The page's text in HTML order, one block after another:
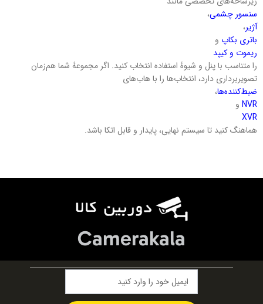
سنسور چشمی،
آژیر،
باتری بکاپ و
ریموت و کیپد
را متناسب با پنل و شیوهٔ استفاده انتخاب کنید. اگر مجموعهٔ شما هم‌زمان
تصویربرداری دارد، انتخاب‌ها را با هاب‌های
ضبط‌کننده‌ها،
NVR و
XVR
هماهنگ کنید تا سیستم نهایی، پایدار و قابل اتکا باشد.
Camerakala